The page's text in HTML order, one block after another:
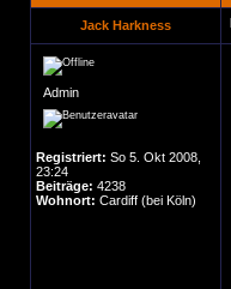
Jack Harkness
Admin
Registriert: So 5. Okt 2008,
23:24
Beiträge: 4238
Wohnort: Cardiff (bei Köln)